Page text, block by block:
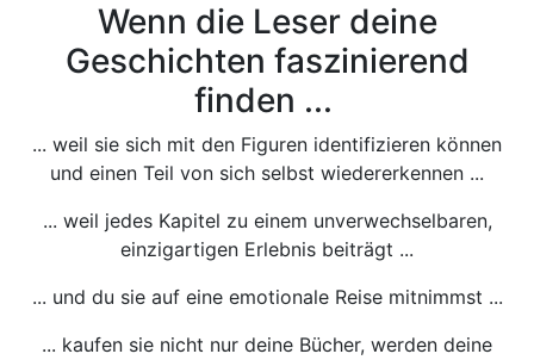
Wenn die Leser deine
Geschichten faszinierend
finden ...
... weil sie sich mit den Figuren identifizieren können
und einen Teil von sich selbst wiedererkennen ...
... weil jedes Kapitel zu einem unverwechselbaren,
einzigartigen Erlebnis beiträgt ...
... und du sie auf eine emotionale Reise mitnimmst ...
... kaufen sie nicht nur deine Bücher, werden deine